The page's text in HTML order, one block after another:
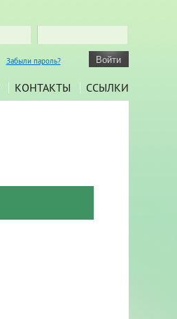
Забыли пароль?
КОНТАКТЫ ССЫЛКИ